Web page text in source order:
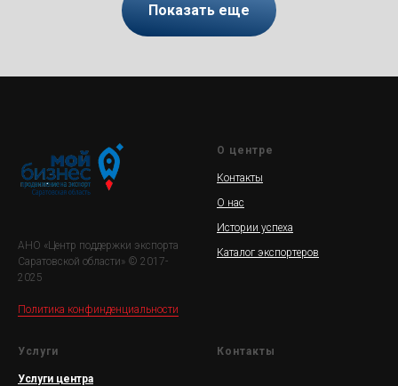
Показать еще
АНО «Центр поддержки экспорта
Саратовской области» © 2017-
2025
Политика конфинденциальности
О центре
Контакты
О нас
Истории успеха
Каталог экспортеров
Услуги
Услуги центра
Контакты